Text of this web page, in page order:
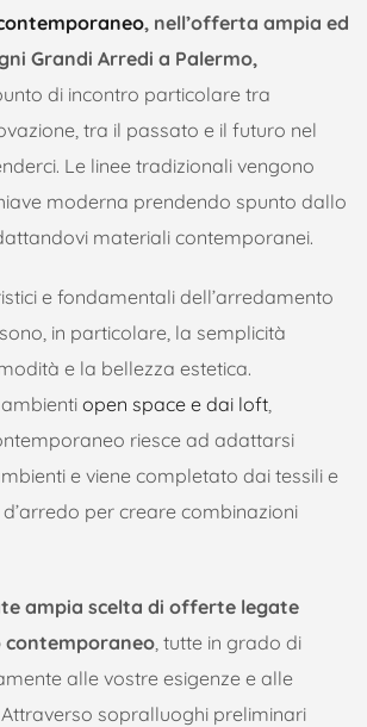
, nell’offerta ampia ed
Grandi Arredi a Palermo,
di incontro particolare tra
tra il passato e il futuro nel
Le linee tradizionali vengono
moderna prendendo spunto dallo
materiali contemporanei.
e fondamentali dell’arredamento
in particolare, la semplicità
e la bellezza estetica.
open space e dai loft,
riesce ad adattarsi
e viene completato dai tessili e
per creare combinazioni
ampia scelta di offerte legate
contemporaneo, tutte in grado di
alle vostre esigenze e alle
sopralluoghi preliminari